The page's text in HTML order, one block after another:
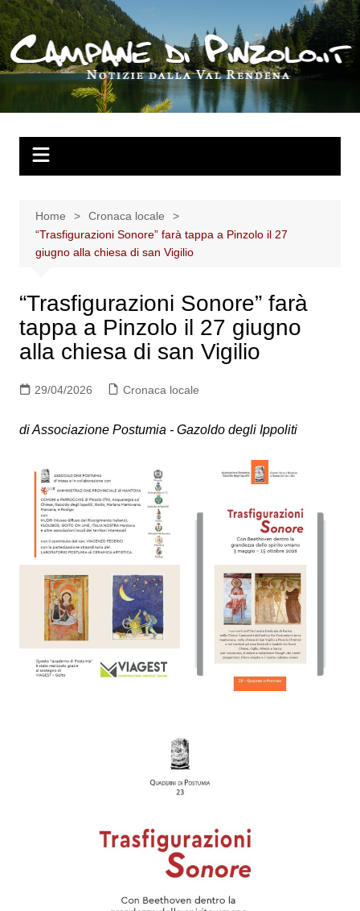
Salta
al
contenuto
Home
Cronaca locale
“Trasfigurazioni Sonore” farà tappa a Pinzolo il 27
giugno alla chiesa di san Vigilio
“Trasfigurazioni Sonore” farà
tappa a Pinzolo il 27 giugno
alla chiesa di san Vigilio
29/04/2026 Cronaca locale
di Associazione Postumia - Gazoldo degli Ippoliti